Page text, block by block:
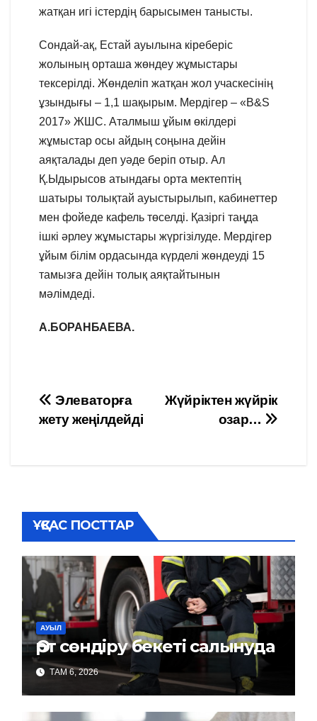
жатқан игі істердің барысымен танысты.
Сондай-ақ, Естай ауылына кіреберіс
жолының орташа жөндеу жұмыстары
тексерілді. Жөнделіп жатқан жол учаскесінің
ұзындығы – 1,1 шақырым. Мердігер – «B&S
2017» ЖШС. Аталмыш ұйым өкілдері
жұмыстар осы айдың соңына дейін
аяқталады деп уәде беріп отыр. Ал
Қ.Ыдырысов атындағы орта мектептің
шатыры толықтай ауыстырылып, кабинеттер
мен фойеде кафель төселді. Қазіргі таңда
ішкі әрлеу жұмыстары жүргізілуде. Мердігер
ұйым білім ордасында күрделі жөндеуді 15
тамызға дейін толық аяқтайтынын
мәлімдеді.
А.БОРАНБАЕВА.
Навигация
по
Жүйріктен жүйрік
озар…
Элеваторға
жету жеңілдейді
ҰҚСАС ПОСТТАР
АУЫЛ
Өрт сөндіру бекеті салынуда
ТАМ 6, 2026